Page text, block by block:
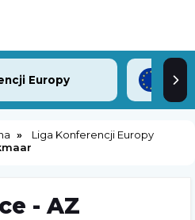
Europy
Liga Konferencji Europy
- AZ